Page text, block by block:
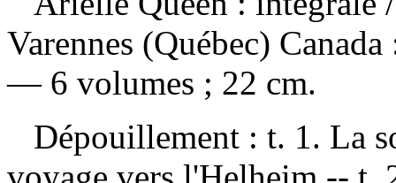
Varennes (Québec)
— 6 volumes ; 22 cm.
Dépouillement : t. 1. La